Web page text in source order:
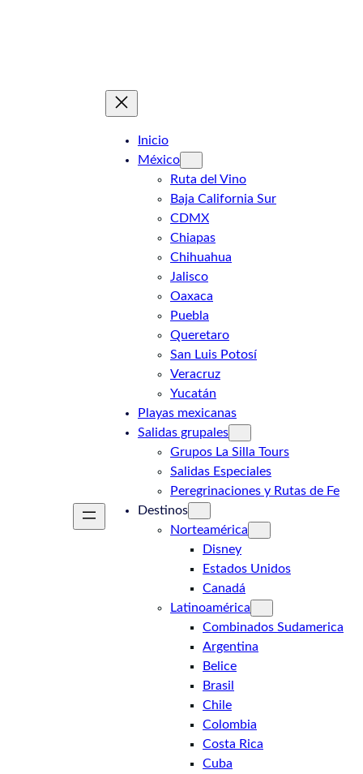
Inicio
México
Ruta del Vino
Baja California Sur
CDMX
Chiapas
Chihuahua
Jalisco
Oaxaca
Puebla
Queretaro
San Luis Potosí
Veracruz
Yucatán
Playas mexicanas
Salidas grupales
Grupos La Silla Tours
Salidas Especiales
Peregrinaciones y Rutas de Fe
Destinos
Norteamérica
Disney
Estados Unidos
Canadá
Latinoamérica
Combinados Sudamerica
Argentina
Belice
Brasil
Chile
Colombia
Costa Rica
Cuba